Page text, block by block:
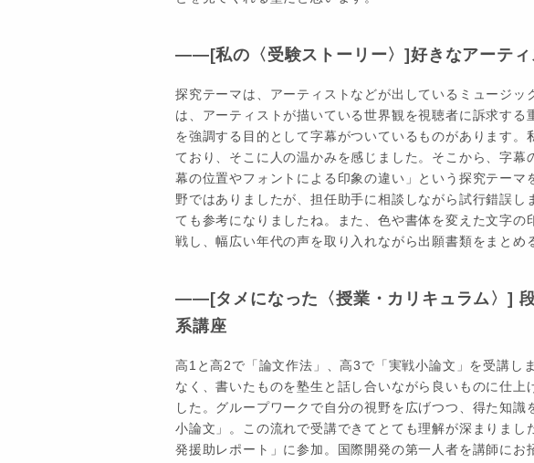
――[私の〈受験ストーリー〉]好きなアーティ
探究テーマは、アーティストなどが出しているミュージッ
は、アーティストが描いている世界観を視聴者に訴求す
を強調する目的として字幕がついているものがあります
ており、そこに人の温かみを感じました。そこから、字
幕の位置やフォントによる印象の違い」という探究テーマ
野ではありましたが、担任助手に相談しながら試行錯誤し
ても参考になりましたね。また、色や書体を変えた文字
戦し、幅広い年代の声を取り入れながら出願書類をまとめ
――[タメになった〈授業・カリキュラム〉]
系講座
高1と高2で「論文作法」、高3で「実戦小論文」を受講し
なく、書いたものを塾生と話し合いながら良いものに仕上
した。グループワークで自分の視野を広げつつ、得た知
小論文」。この流れで受講できてとても理解が深まりまし
発援助レポート」に参加。国際開発の第一人者を講師にお